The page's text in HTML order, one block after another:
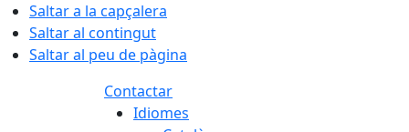
Saltar a la capçalera
Saltar al contingut
Saltar al peu de pàgina
Contactar
Idiomes